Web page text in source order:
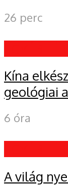
26 perc
Kína
geológiai
6 óra
A világ